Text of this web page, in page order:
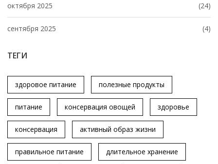
октября 2025 (24)
сентября 2025 (4)
ТЕГИ
здоровое питание полезные продукты
питание консервация овощей здоровье
консервация активный образ жизни
правильное питание длительное хранение